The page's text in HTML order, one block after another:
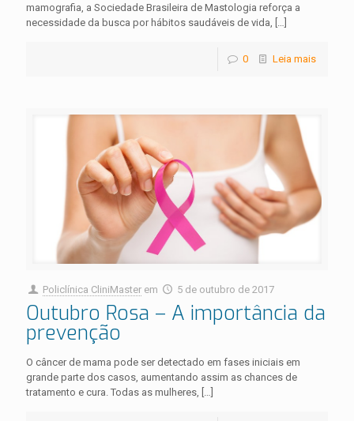
mamografia, a Sociedade Brasileira de Mastologia reforça a
necessidade da busca por hábitos saudáveis de vida,
0 Leia mais
Policlínica CliniMaster em 5 de outubro de 2017
Outubro Rosa – A importância da
prevenção
O câncer de mama pode ser detectado em fases iniciais em
grande parte dos casos, aumentando assim as chances de
tratamento e cura. Todas as mulheres,